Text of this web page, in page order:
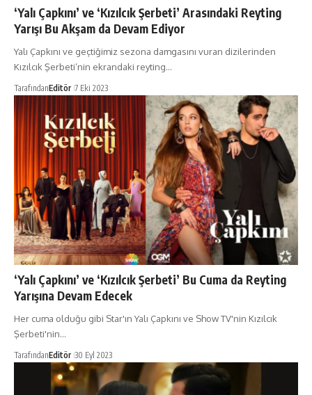
‘Yalı Çapkını’ ve ‘Kızılcık Şerbeti’ Arasındaki Reyting
Yarışı Bu Akşam da Devam Ediyor
Yalı Çapkını ve geçtiğimiz sezona damgasını vuran dizilerinden
Kızılcık Şerbeti‘nin ekrandaki reyting…
TarafındanEditör 7 Eki 2023
‘Yalı Çapkını’ ve ‘Kızılcık Şerbeti’ Bu Cuma da Reyting
Yarışına Devam Edecek
Her cuma olduğu gibi Star'ın Yalı Çapkını ve Show TV'nin Kızılcık
Şerbeti'nin…
TarafındanEditör 30 Eyl 2023